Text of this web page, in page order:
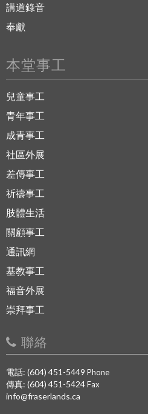
講道錄音
奉獻
本堂事工
兒童事工
青年事工
成青事工
社區外展
差傳事工
祈禱事工
肢體生活
關顧事工
通訊網
基教事工
福音外展
崇拜事工
聯絡
電話: (604) 451-5449 Phone
傳真: (604) 451-5424Fax
info@fraserlands.ca